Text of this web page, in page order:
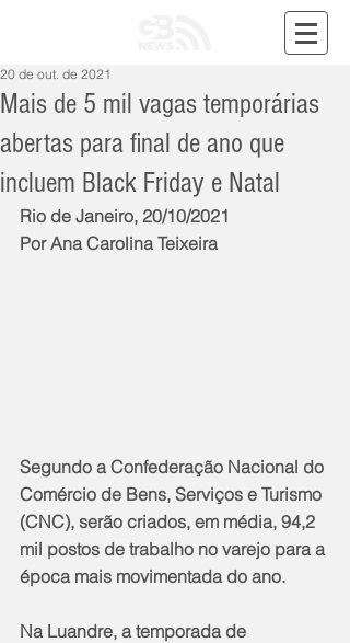
Mais de 5 mil vagas temporárias
abertas para final de ano que
incluem Black Friday e Natal
20 de out. de 2021
Rio de Janeiro, 20/10/2021
Por Ana Carolina Teixeira
Segundo a Confederação Nacional do
Comércio de Bens, Serviços e Turismo
(CNC), serão criados, em média, 94,2
mil postos de trabalho no varejo para a
época mais movimentada do ano.
Na Luandre, a temporada de